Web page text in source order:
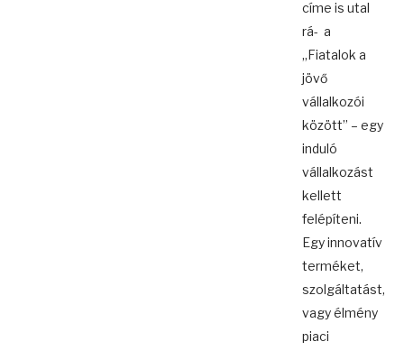
címe is utal
rá- a
„Fiatalok a
jövő
vállalkozói
között” – egy
induló
vállalkozást
kellett
felépíteni.
Egy innovatív
terméket,
szolgáltatást,
vagy élmény
piaci